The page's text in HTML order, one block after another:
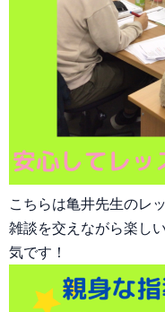
こちらは亀井先生のレ
雑談を交えながら楽し
気です！